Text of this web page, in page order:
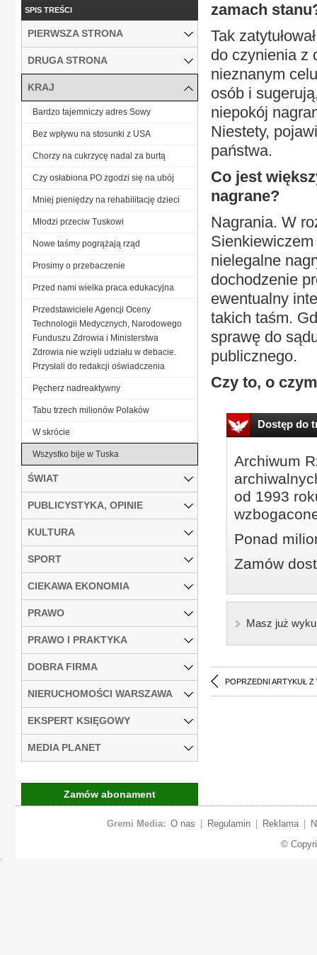
zamach
Tak
do czynienia z
nieznanym
osób i
niepokój
Niestety,
państwa.
Co jest
nagrane?
Nagrania. W
nielegalne
dochodzenie
ewentualny
takich taśm.
sprawę do
publicznego.
Czy to, o czym
Dostęp do
Archiwum
od 1993
Ponad
Zamów
Masz już
POPRZEDNI ARTYKUŁ Z
SPIS TREŚCI
PIERWSZA STRONA
DRUGA STRONA
KRAJ
Bardzo tajemniczy adres Sowy
Bez wpływu na stosunki z USA
Chorzy na cukrzycę nadal za burtą
Czy osłabiona PO zgodzi się na ubój
Mniej pieniędzy na rehabilitację dzieci
Młodzi przeciw Tuskowi
Nowe taśmy pogrążają rząd
Prosimy o przebaczenie
Przed nami wielka praca edukacyjna
Przedstawiciele Agencji Oceny
Technologii Medycznych, Narodowego
Funduszu Zdrowia i Ministerstwa
Zdrowia nie wzięli udziału w debacie.
Przysłali do redakcji oświadczenia
Pęcherz nadreaktywny
Tabu trzech milionów Polaków
W skrócie
Wszystko bije w Tuska
ŚWIAT
PUBLICYSTYKA, OPINIE
KULTURA
SPORT
CIEKAWA EKONOMIA
PRAWO
PRAWO I PRAKTYKA
DOBRA FIRMA
NIERUCHOMOŚCI WARSZAWA
EKSPERT KSIĘGOWY
MEDIA PLANET
Zamów abonament
Gremi Media: O nas Regulamin Reklama
©